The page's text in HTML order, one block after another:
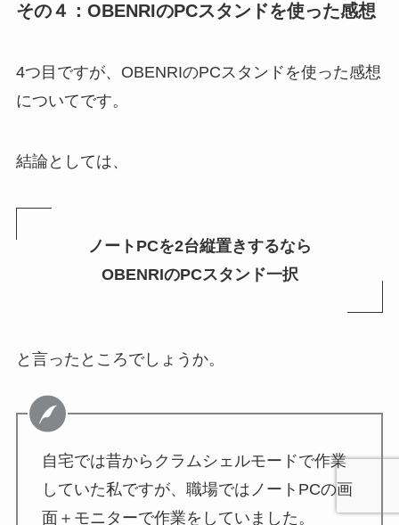
その４：OBENRIのPCスタンドを使った感想
4つ目ですが、OBENRIのPCスタンドを使った感想
についてです。
結論としては、
ノートPCを2台縦置きするなら
OBENRIのPCスタンド一択
と言ったところでしょうか。
自宅では昔からクラムシェルモードで作業
していた私ですが、職場ではノートPCの画
面＋モニターで作業をしていました。